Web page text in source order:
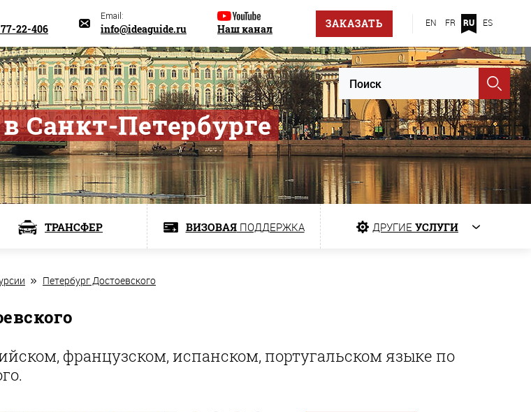
22-406
Email:
info@ideaguide.ru Наш канал ЗАКАЗАТЬ EN FR RU ES
Санкт-Петербурге
ТРАНСФЕР ВИЗОВАЯПОДДЕРЖКА ДРУГИЕ УСЛУГИ
Петербург Достоевского
французском, испанском, португальском языке по